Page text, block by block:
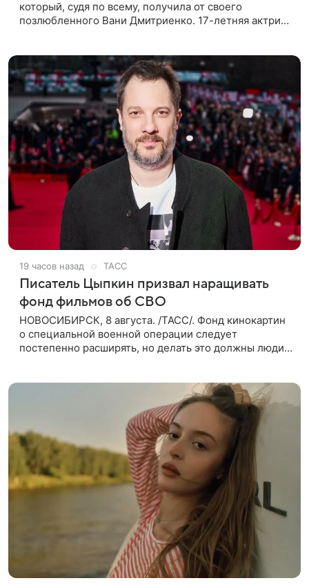
который, судя по всему, получилa от своего
позлюбленного Вани Дмитриенко. 17-летняя актриса
19 часов назад ТАСС
Писатель Цыпкин призвал наращивать
фонд фильмов об СВО
НОВОСИБИРСК, 8 августа. /ТАСС/. Фонд кинокартин
о специальной военной операции следует
постепенно расширять, но делать это должны люди,